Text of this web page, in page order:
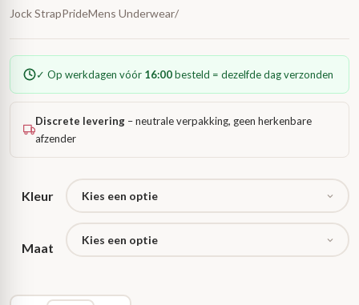
Jock StrapPrideMens Underwear/
✓ Op werkdagen vóór 16:00besteld = dezelfde dag verzonden
Discrete levering – neutrale verpakking, geen herkenbare
afzender
Kleur
Maat